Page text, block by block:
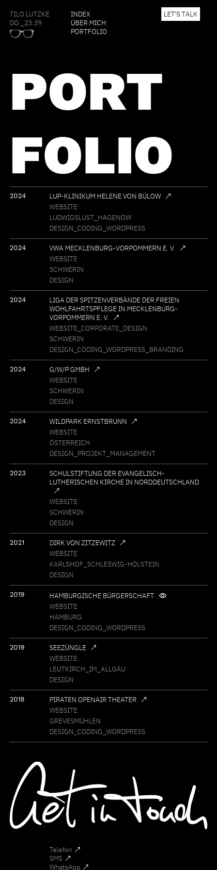
TILO LUTZKE
DO._23:39
INDEX
ÜBER MICH
PORTFOLIO
LET'STALK
PORT
FOLIO
2024
LUP-KLINIKUM HELENE VON BÜLOW
WEBSITE
LUDWIGSLUST HAGENOW
DESIGN CODING WORDPRESS
2024
VWA MECKLENBURG-VORPOMMERN E. V.
WEBSITE
SCHWERIN
DESIGN
2024
LIGA DER SPITZENVERBÄNDE DER FREIEN
WOHLFAHRTSPFLEGE IN MECKLENBURG-
VORPOMMERN E. V.
WEBSITE CORPORATE DESIGN
SCHWERIN
DESIGN CODING WORDPRESS BRANDING
2024
G/W/P GMBH
WEBSITE
SCHWERIN
DESIGN
2024
WILDPARK ERNSTBRUNN
WEBSITE
ÖSTERREICH
DESIGN PROJEKT MANAGEMENT
2023
SCHULSTIFTUNG DER EVANGELISCH-
LUTHERISCHEN KIRCHE IN NORDDEUTSCHLAND
WEBSITE
SCHWERIN
DESIGN
2021
DIRK VON ZITZEWITZ
WEBSITE
KARLSHOF SCHLESWIG-HOLSTEIN
DESIGN
2019
HAMBURGISCHE BÜRGERSCHAFT
WEBSITE
HAMBURG
DESIGN CODING WORDPRESS
2019
SEEZÜNGLE
WEBSITE
LEUTKIRCH IM ALLGÄU
DESIGN
2018
PIRATEN OPENAIR THEATER
WEBSITE
GREVESMÜHLEN
DESIGN CODING WORDPRESS
Telefon
SMS
WhatsApp